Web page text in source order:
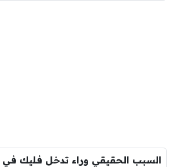
السبب الحقيقي وراء تدخل فليك